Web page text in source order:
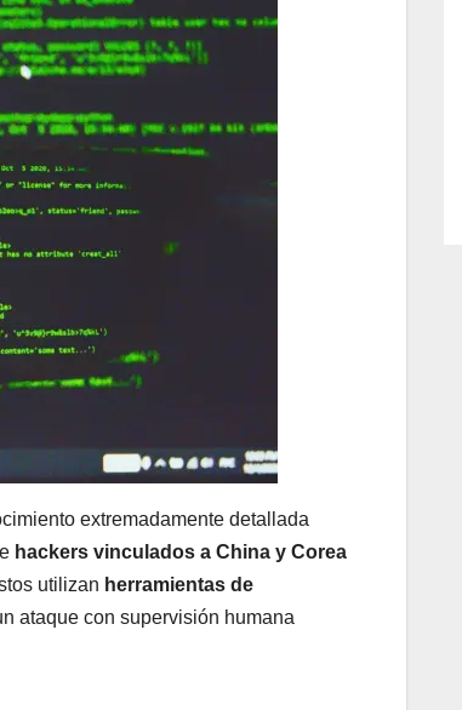
extremadamente detallada
hackers vinculados a China y Corea
utilizan herramientas de
ataque con supervisión humana